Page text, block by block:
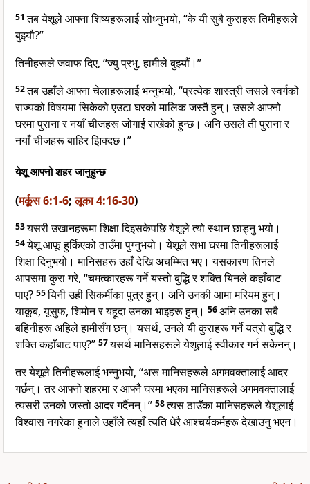
51तब येशूले आफ्ना शिष्यहरूलाई सोध्नुभयो, “के यी सुबै कुराहरू तिमीहरूले
बुझ्यौ?”
तिनीहरूले जवाफ दिए, “ज्यु प्रभु, हामीले बुझ्यौं।”
52तब उहाँले आफ्ना चेलाहरूलाई भन्नुभयो, “प्रत्येक शास्त्री जसले स्वर्गको
राज्यको विषयमा सिकेको एउटा घरको मालिक जस्तै हुन्। उसले आफ्नो
घरमा पुराना र नयाँ चीजहरू जोगाई राखेको हुन्छ। अनि उसले ती पुराना र
नयाँ चीजहरू बाहिर झिक्दछ।”
येशू आफ्नो शहर जानुहुन्छ
(मर्कूस 6:1-6;लूका 4:16-30)
53यसरी उखानहरूमा शिक्षा दिइसकेपछि येशूले त्यो स्थान छाड्नु भयो।
54येशू आफू हुर्किएको ठाउँमा पुग्नुभयो। येशूले सभा घरमा तिनीहरूलाई
शिक्षा दिनुभयो। मानिसहरू उहाँ देखि अचम्मित भए। यसकारण तिनले
आपसमा कुरा गरे, “चमत्कारहरू गर्ने यस्तो बुद्धि र शक्ति यिनले कहाँबाट
पाए? 55यिनी उही सिकर्मीका पुत्र हुन्। अनि उनकी आमा मरियम हुन्।
याकूब, यूसुफ, शिमोन र यहूदा उनका भाइहरू हुन्। 56अनि उनका सबै
बहिनीहरू अहिले हामीसँग छन्। यसर्थ, उनले यी कुराहरू गर्ने यत्रो बुद्धि र
शक्ति कहाँबाट पाए?” 57यसर्थ मानिसहरूले येशूलाई स्वीकार गर्न सकेनन्।
तर येशूले तिनीहरूलाई भन्नुभयो, “अरू मानिसहरूले अगमवक्तालाई आदर
गर्छन्। तर आफ्नो शहरमा र आफ्नै घरमा भएका मानिसहरूले अगमवक्तालाई
त्यसरी उनको जस्तो आदर गर्दैनन्।” 58त्यस ठाउँका मानिसहरूले येशूलाई
विश्वास नगरेका हुनाले उहाँले त्यहाँ त्यति धेरै आश्चर्यकर्महरू देखाउनु भएन।